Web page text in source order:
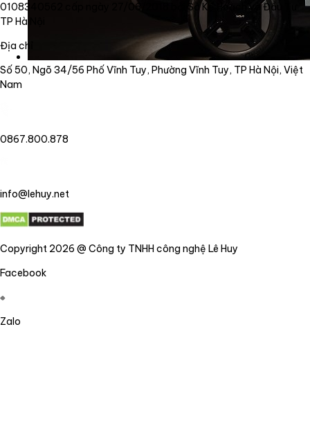
0108340562 cấp ngày 27/06/2018 bởi Sở Kế Hoạch và Đầu Tư
TP Hà Nội
Địa chỉ
Số 50, Ngõ 34/56 Phố Vĩnh Tuy, Phường Vĩnh Tuy, TP Hà Nội, Việt
Nam
0867.800.878
info@lehuy.net
Copyright 2026 @ Công ty TNHH công nghệ Lê Huy
Facebook
Zalo